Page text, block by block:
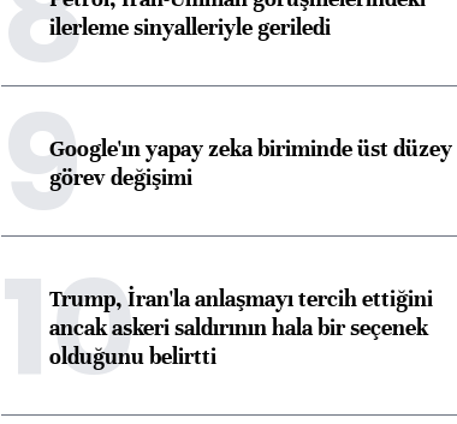
ilerleme sinyalleriyle geriledi
9Google'ın yapay zeka biriminde üst düzey
görev değişimi
10
Trump, İran'la anlaşmayı tercih ettiğini
ancak askeri saldırının hala bir seçenek
olduğunu belirtti